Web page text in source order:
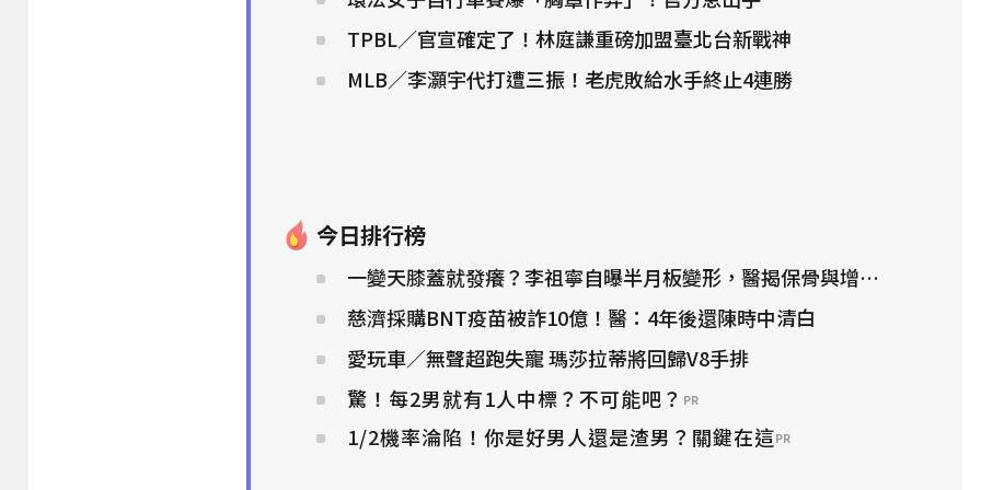
TPBL／官宣確定了！林庭謙重磅加盟臺北台新戰神
MLB／李灝宇代打遭三振！老虎敗給水手終止4連勝
今日排行榜
一變天膝蓋就發癢？李祖寧自曝半月板變形，醫揭保骨與增肌兩大救星！
慈濟採購BNT疫苗被詐10億！醫：4年後還陳時中清白
愛玩車／無聲超跑失寵 瑪莎拉蒂將回歸V8手排
驚！每2男就有1人中標？不可能吧？ PR
1/2機率淪陷！你是好男人還是渣男？關鍵在這PR